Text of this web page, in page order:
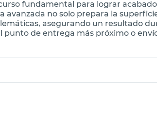
fundamental para lograr
avanzada no solo prepara la
asegurando un resultado
de entrega más próximo o